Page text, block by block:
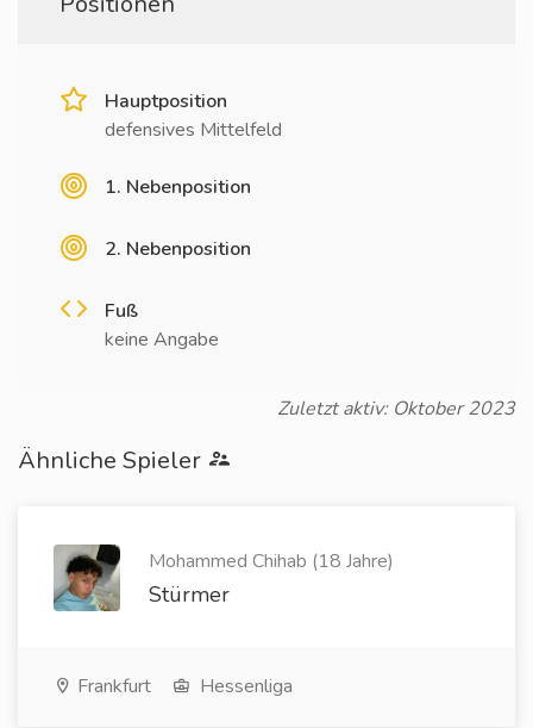
Hauptposition
defensives Mittelfeld
1. Nebenposition
2. Nebenposition
Fuß
keine Angabe
Zuletzt aktiv: Oktober 2023
Ähnliche Spieler
Mohammed Chihab (18 Jahre)
Stürmer
Frankfurt Hessenliga